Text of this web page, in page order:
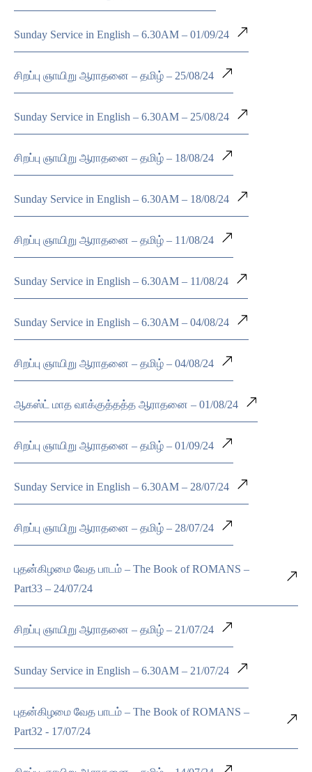
Sunday Service in English – 6.30AM – 01/09/24
சிறப்பு ஞாயிறு ஆராதனை – தமிழ் – 25/08/24
Sunday Service in English – 6.30AM – 25/08/24
சிறப்பு ஞாயிறு ஆராதனை – தமிழ் – 18/08/24
Sunday Service in English – 6.30AM – 18/08/24
சிறப்பு ஞாயிறு ஆராதனை – தமிழ் – 11/08/24
Sunday Service in English – 6.30AM – 11/08/24
Sunday Service in English – 6.30AM – 04/08/24
சிறப்பு ஞாயிறு ஆராதனை – தமிழ் – 04/08/24
ஆகஸ்ட் மாத வாக்குத்தத்த ஆராதனை – 01/08/24
சிறப்பு ஞாயிறு ஆராதனை – தமிழ் – 01/09/24
Sunday Service in English – 6.30AM – 28/07/24
சிறப்பு ஞாயிறு ஆராதனை – தமிழ் – 28/07/24
புதன்கிழமை வேத பாடம் – The Book of ROMANS –
Part33 – 24/07/24
சிறப்பு ஞாயிறு ஆராதனை – தமிழ் – 21/07/24
Sunday Service in English – 6.30AM – 21/07/24
புதன்கிழமை வேத பாடம் – The Book of ROMANS –
Part32 - 17/07/24